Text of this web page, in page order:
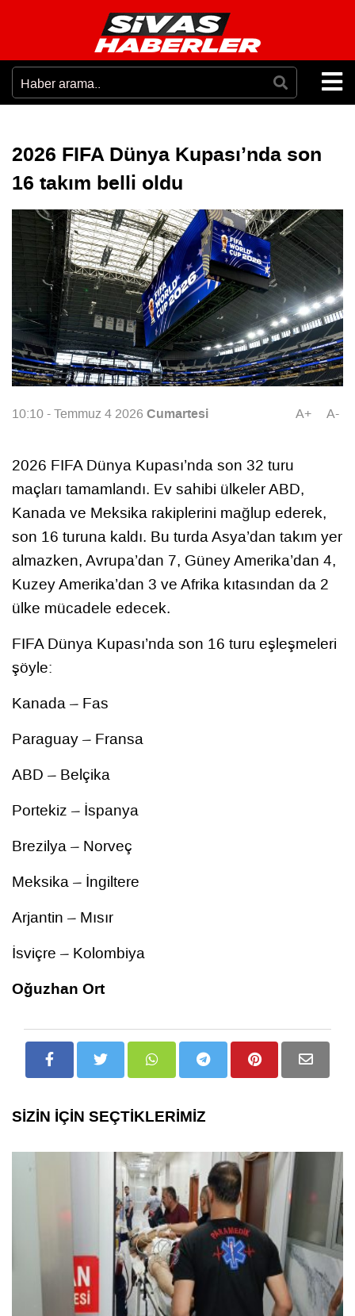
2026 FIFA Dünya Kupası’nda son
16 takım belli oldu
10:10 - Temmuz 4 2026 Cumartesi A+ A-
2026 FIFA Dünya Kupası’nda son 32 turu
maçları tamamlandı. Ev sahibi ülkeler ABD,
Kanada ve Meksika rakiplerini mağlup ederek,
son 16 turuna kaldı. Bu turda Asya’dan takım yer
almazken, Avrupa’dan 7, Güney Amerika’dan 4,
Kuzey Amerika’dan 3 ve Afrika kıtasından da 2
ülke mücadele edecek.
FIFA Dünya Kupası’nda son 16 turu eşleşmeleri
şöyle:
Kanada – Fas
Paraguay – Fransa
ABD – Belçika
Portekiz – İspanya
Brezilya – Norveç
Meksika – İngiltere
Arjantin – Mısır
İsviçre – Kolombiya
Oğuzhan Ort
SİZİN İÇİN SEÇTİKLERİMİZ